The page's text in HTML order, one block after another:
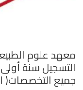
معهد علوم
التسجيل سنة
جميع التخصصات(